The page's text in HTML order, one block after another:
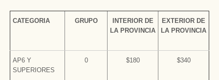
CATEGORIA GRUPO
INTERIOR DE
LA PROVINCIA
EXTERIOR DE
LA PROVINCIA
AP6 Y
SUPERIORES
0 $180 $340